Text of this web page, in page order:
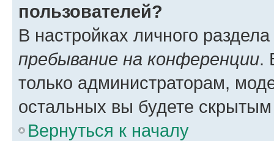
пользователей?
В настройках личного
пребывание на конференции.
только администраторам,
остальных вы будете
Вернуться к началу